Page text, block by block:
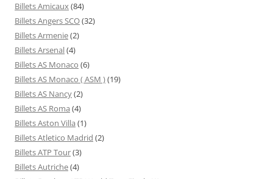
Billets Amicaux(84)
Billets Angers SCO(32)
Billets Armenie(2)
Billets Arsenal(4)
Billets AS Monaco (6)
Billets AS Monaco ( ASM )(19)
Billets AS Nancy(2)
Billets AS Roma (4)
Billets Aston Villa (1)
Billets Atletico Madrid (2)
Billets ATP Tour(3)
Billets Autriche(4)